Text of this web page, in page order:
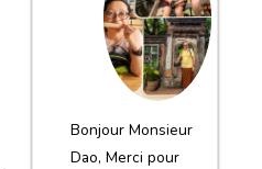
notre voyage
et de votre
agence
Bonjour Monsieur
Dao, Merci pour